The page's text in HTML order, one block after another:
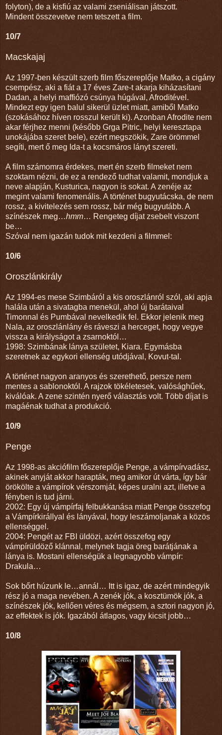
folyton), de a kisfiú az valami zseniálisan játszott.
Mindent összevetve nem tetszett a film.
10/7
Macskajaj
Az 1997-ben készült szerb film főszereplője Matko, a cigány
csempész, aki a fiát a 17 éves Zare-t akarja kiházasítani
Dadan, a helyi maffiózó csúnya húgával, Afroditével.
Mindezt egy igen balul sikerül üzlet miatt, amiből Matko
(szokásához híven rosszul került ki). Azonban Afrodite nem
akar férjhez menni (később Grga Pitric, helyi keresztapa
unokájába szeret bele), ezért megszökik, Zare örömmel
segíti, mert ő meg Ida-t a kocsmáros lányt szereti.
A film számomra érdekes, mert én szerb filmeket nem
szoktam nézni, de ez a rendező tudhat valamit, mondjuk a
neve alapján, Kusturica, nagyon is sokat. A zenéje az
megint valami fenomenális. A történet bugyutácska, de nem
rossz, a kivitelezés sem rossz, bár még bugyutább. A
színészek meg…hmm… Rengeteg díjat zsebelt viszont
be…
Szóval nem igazán tudok mit kezdeni a filmmel:
10/6
Oroszlánkirály
Az 1994-es mese Szimbáról a kis oroszlánról szól, aki apja
halála után a sivatagba menekül, ahol új barátaival
Timonnal és Pumbával nevelkedik fel. Ekkor jelenik meg
Nala, az oroszlánlány és ráveszi a herceget, hogy vegye
vissza a királyságot a zsarnoktól…
1998: Szimbának lánya születet, Kiara. Egymásba
szeretnek az egykori ellenség utódjával, Kovut-tal.
A történet nagyon aranyos és szerethető, persze nem
mentes a sablonoktól. A rajzok tökéletesek, valósághűek,
kiválóak. A zene szintén nyerő választás volt. Több díjat is
magáénak tudhat a produkció.
10/9
Penge
Az 1998-as akciófilm főszereplője Penge, a vámpírvadász,
akinek anyját akkor harapták, meg amikor út várta, így bár
örökölte a vámpírok vérszomját, képes uralni azt, illetve a
fényben is tud járni.
2002: Egy új vámpírfaj felbukkanása miatt Penge összefog
a Vámpírkirállyal és lányával, hogy leszámoljanak a közös
ellenséggel.
2004: Pengét az FBI üldözi, azért összefog egy
vámpírüldöző klánnal, melynek tagja öreg barátjának a
lánya is. Mostani ellenségük a legnagyobb vámpír:
Drakula…
Sok bőrt húzunk le…annál… Itt is igaz, de azért mindegyik
rész jó a maga nevében. A zenék jók, a kosztümök jók, a
színészek jók, kellően véres és mégsem, a sztori nagyon jó,
az effektek is jók. Igazából átlagos, vagy kicsit jobb…
10/8